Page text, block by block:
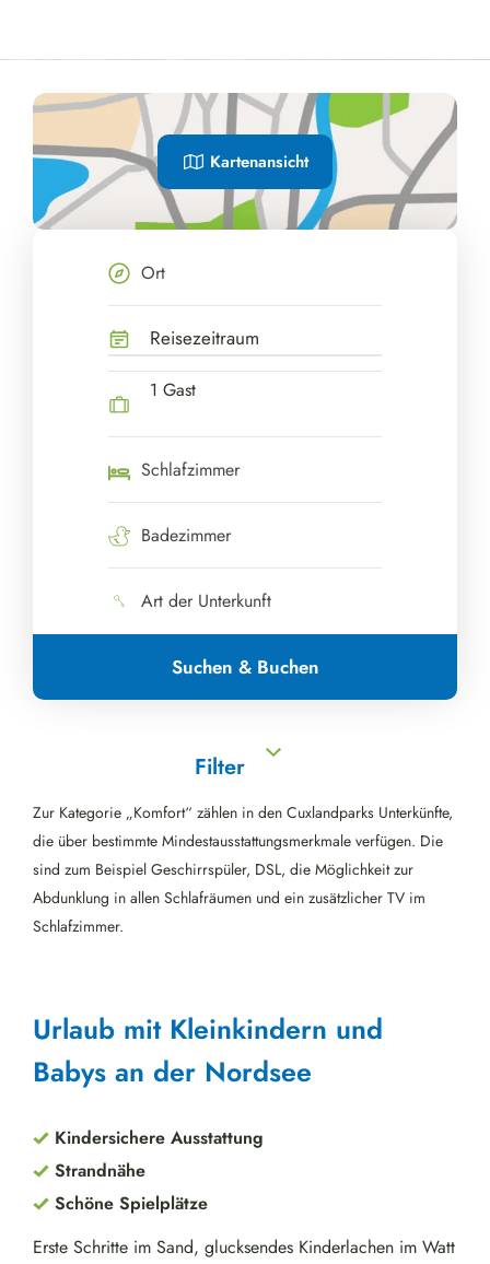
Kartenansicht
Ort
Reisezeitraum
1 Gast
Schlafzimmer
Badezimmer
Art der Unterkunft
Suchen & Buchen
Filter
Zur Kategorie „Komfort“ zählen in den Cuxlandparks Unterkünfte,
die über bestimmte Mindestausstattungsmerkmale verfügen. Die
sind zum Beispiel Geschirrspüler, DSL, die Möglichkeit zur
Abdunklung in allen Schlafräumen und ein zusätzlicher TV im
Schlafzimmer.
Urlaub mit Kleinkindern und
Babys an der Nordsee
Kindersichere Ausstattung
Strandnähe
Schöne Spielplätze
Erste Schritte im Sand, glucksendes Kinderlachen im Watt